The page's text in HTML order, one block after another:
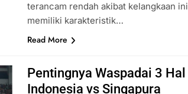
terancam rendah akibat kelangkaan
memiliki karakteristik…
Read More
Pentingnya Waspadai 3
Indonesia vs Singapura